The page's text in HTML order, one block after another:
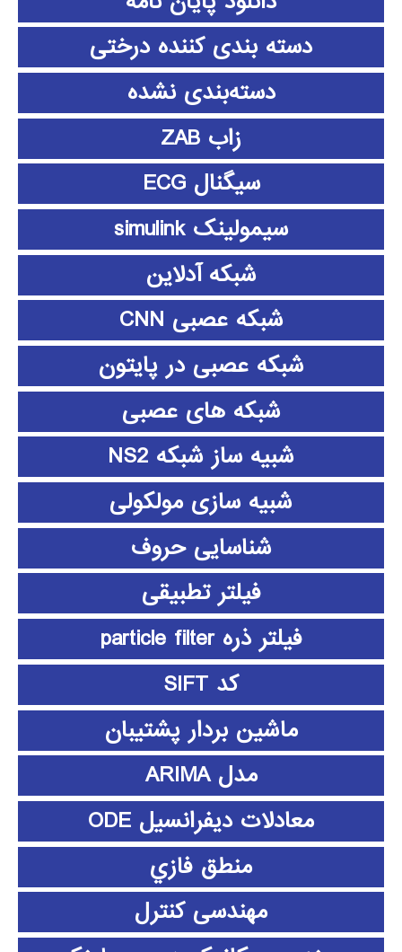
دسته بندی کننده درختی
دسته‌بندی نشده
زاب ZAB
سیگنال ECG
سیمولینک simulink
شبکه آدلاین
شبکه عصبی CNN
شبکه عصبی در پایتون
شبکه های عصبی
شبیه ساز شبکه NS2
شبیه سازی مولکولی
شناسایی حروف
فیلتر تطبیقی
فیلتر ذره particle filter
کد SIFT
ماشین بردار پشتیبان
مدل ARIMA
معادلات دیفرانسیل ODE
منطق فازي
مهندسی کنترل